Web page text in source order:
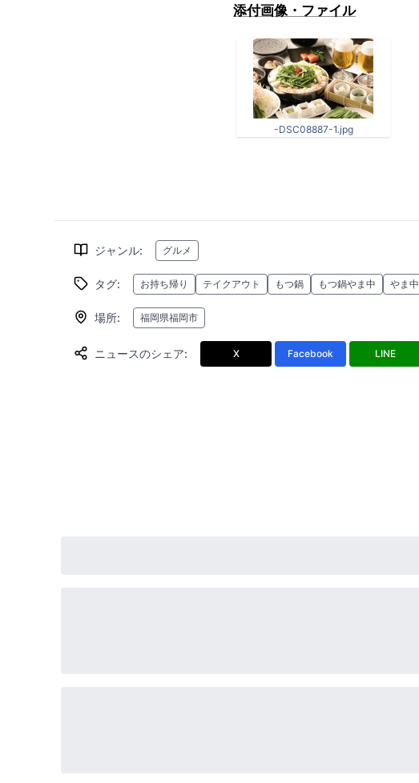
添付画像・ファイル
-DSC08887-1.jpg
ジャンル: グルメ
タグ: お持ち帰り テイクアウト もつ鍋 もつ鍋やま中 やま中
場所: 福岡県福岡市
ニュースのシェア: X Facebook LINE